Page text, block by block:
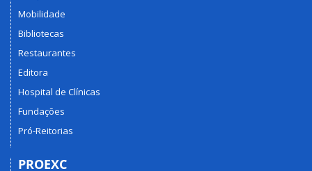
Mobilidade
Bibliotecas
Restaurantes
Editora
Hospital de Clínicas
Fundações
Pró-Reitorias
PROEXC